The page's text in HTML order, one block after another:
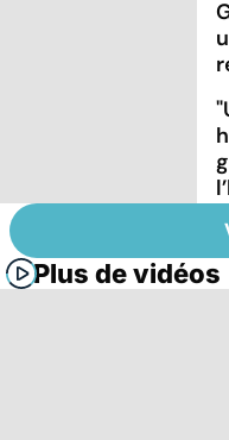
Plus de vidéos